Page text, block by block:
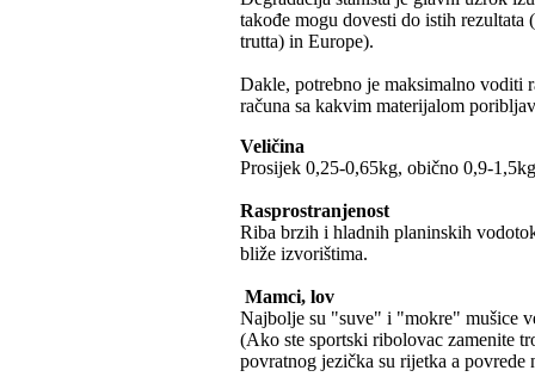
takođe mogu dovesti do istih
trutta) in Europe).
Dakle, potrebno je maksimalno voditi
računa sa kakvim materijalom
Veličina
Prosijek 0,25-0,65kg, obično 0,9-
Rasprostranjenost
Riba brzih i hladnih planinskih
bliže izvorištima.
Mamci, lov
Najbolje su "suve" i "mokre" mušice
(Ako ste sportski ribolovac zamenite
povratnog jezička su rijetka a povrede